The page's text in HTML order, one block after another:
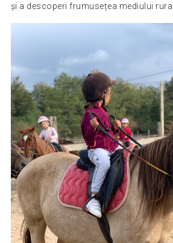
și a descoperi frumusețea mediului rural.